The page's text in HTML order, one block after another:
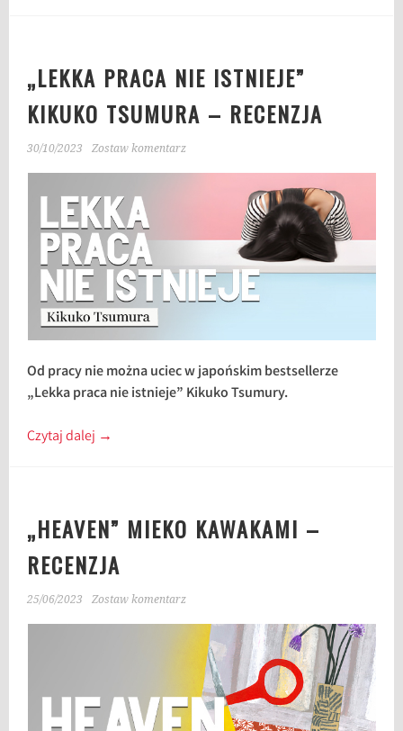
„LEKKA PRACA NIE ISTNIEJE”
KIKUKO TSUMURA – RECENZJA
30/10/2023 Zostaw komentarz
Od pracy nie można uciec w japońskim bestsellerze
„Lekka praca nie istnieje” Kikuko Tsumury.
Czytaj dalej →
„HEAVEN” MIEKO KAWAKAMI –
RECENZJA
25/06/2023 Zostaw komentarz